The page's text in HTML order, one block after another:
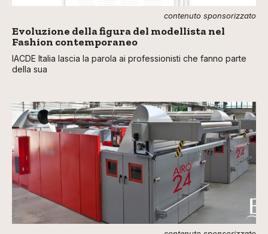
contenuto sponsorizzato
Evoluzione della figura del modellista nel
Fashion contemporaneo
IACDE Italia lascia la parola ai professionisti che fanno parte
della sua